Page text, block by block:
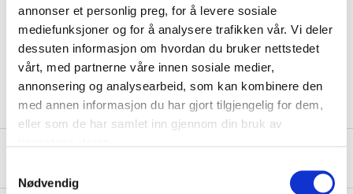
annonser et personlig preg, for å levere sosiale
mediefunksjoner og for å analysere trafikken vår. Vi deler
dessuten informasjon om hvordan du bruker nettstedet
vårt, med partnerne våre innen sosiale medier,
annonsering og analysearbeid, som kan kombinere den
med annen informasjon du har gjort tilgjengelig for dem,
eller som de har samlet inn gjennom din bruk av
Nødvendig
Height
245 mm
Width
150 mm
Depth
130 mm